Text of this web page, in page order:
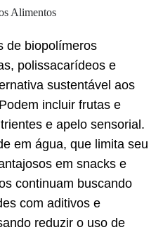
Alimentos
de biopolímeros
polissacarídeos e
sustentável aos
incluir frutas e
e apelo sensorial.
em água, que limita seu
em snacks e
continuam buscando
com aditivos e
reduzir o uso de